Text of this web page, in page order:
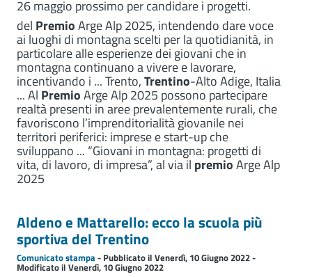
26 maggio prossimo per candidare i progetti.
del PremioArge Alp 2025, intendendo dare voce
ai luoghi di montagna scelti per la quotidianità, in
particolare alle esperienze dei giovani che in
montagna continuano a vivere e lavorare,
incentivando i ... Trento,Trentino-Alto Adige, Italia
... Al PremioArge Alp 2025 possono partecipare
realtà presenti in aree prevalentemente rurali, che
favoriscono l’imprenditorialità giovanile nei
territori periferici: imprese e start-up che
sviluppano ... “Giovani in montagna: progetti di
vita, di lavoro, di impresa”, al via il premioArge Alp
2025
Aldeno e Mattarello: ecco la scuola più
sportiva del Trentino
Comunicato stampa- Pubblicato il Venerdì, 10 Giugno 2022 -
Modificato il Venerdì, 10 Giugno 2022